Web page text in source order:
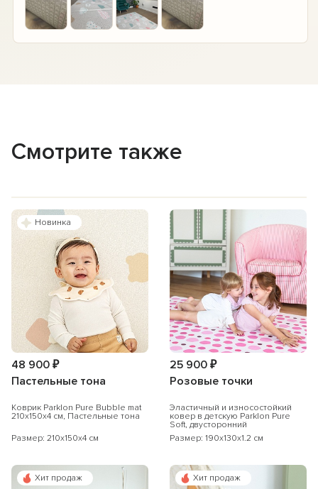
+2
Смотрите также
Новинка
48 900 ₽
Пастельные тона
Коврик Parklon Pure Bubble mat
210х150х4 см, Пастельные тона
Размер: 210x150x4 см
25 900 ₽
Розовые точки
Эластичный и износостойкий
ковер в детскую Parklon Pure
Soft, двусторонний
Размер: 190x130x1.2 см
Хит продаж Хит продаж